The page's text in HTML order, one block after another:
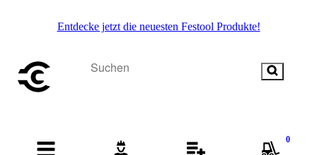
Entdecke jetzt die neuesten Festool Produkte!
0